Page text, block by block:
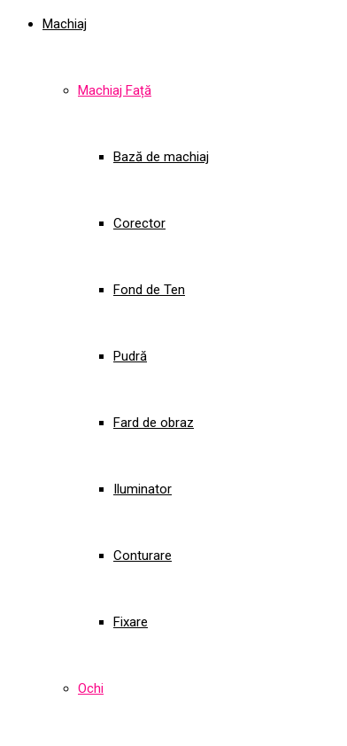
Machiaj
Machiaj Față
Bază de machiaj
Corector
Fond de Ten
Pudră
Fard de obraz
Iluminator
Conturare
Fixare
Ochi